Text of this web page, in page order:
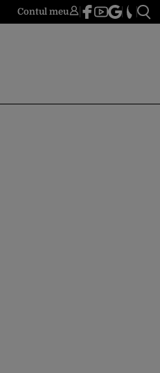
Contul meu